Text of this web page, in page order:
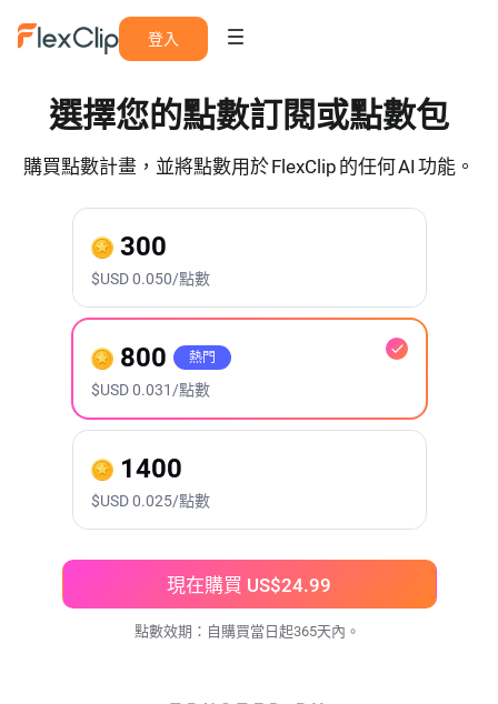
登入
選擇您的點數訂閱或點數包
購買點數計畫，並將點數用於 FlexClip 的任何 AI 功能。
300
$USD 0.050/點數
800 熱門
$USD 0.031/點數
1400
$USD 0.025/點數
現在購買 US$24.99
點數效期：自購買當日起365天內。